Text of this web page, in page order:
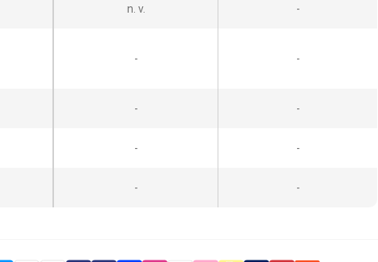
n. v. -
- -
- -
- -
- -